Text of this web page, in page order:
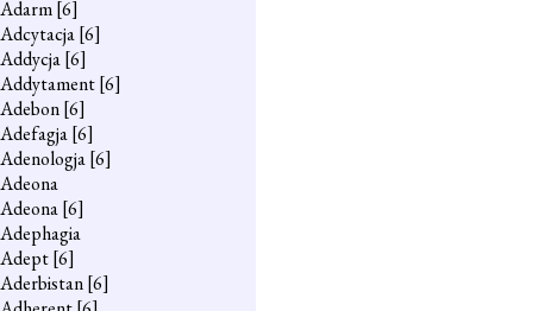
Adarm[6]
Adcytacja[6]
Addycja[6]
Addytament[6]
Adebon[6]
Adefagja[6]
Adenologja[6]
Adeona
Adeona[6]
Adephagia
Adept[6]
Aderbistan[6]